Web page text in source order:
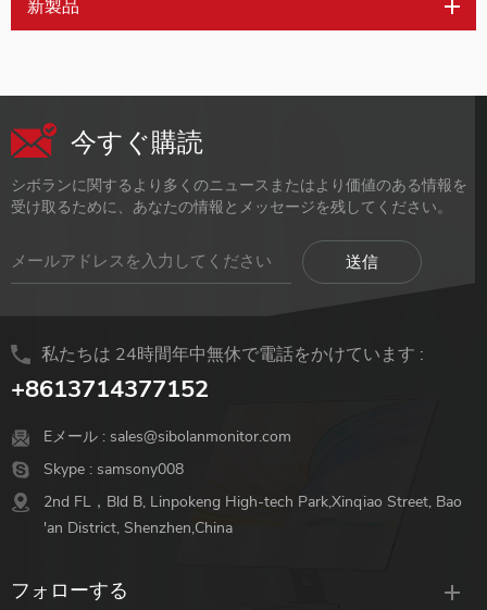
新製品
今すぐ購読
シボランに関するより多くのニュースまたはより価値のある情報を
受け取るために、あなたの情報とメッセージを残してください。
私たちは 24時間年中無休で電話をかけています :
+8613714377152
Eメール : sales@sibolanmonitor.com
Skype : samsony008
2nd FL，Bld B, Linpokeng High-tech Park,Xinqiao Street, Bao
'an District, Shenzhen,China
フォローする